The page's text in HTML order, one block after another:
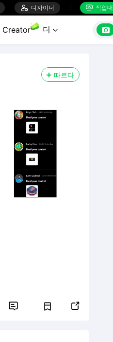
 디자이너  작업대
Creator 더  
따르다
 